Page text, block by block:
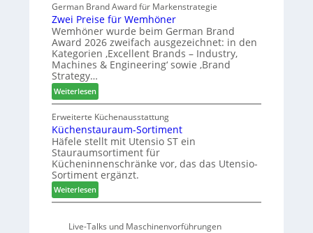
t
Z
u
k
u
f
t
s
t
F
ü
h
r
u
n
g
a
n
v
e
d
i
u
n
d
H
u
b
t
e
x
s
t
e
German Brand Award für Markenstrategie
Zwei Preise für Wemhöner
Wemhöner wurde beim German Brand
Award 2026 zweifach ausgezeichnet: in den
Kategorien ‚Excellent Brands – Industry,
Machines & Engineering‘ sowie ‚Brand
Strategy…
Weiterlesen:
Z
w
e
i
P
r
e
i
s
f
Erweiterte Küchenausstattung
Küchenstauraum-Sortiment
Häfele stellt mit Utensio ST ein
Stauraumsortiment für
Kücheninnenschränke vor, das das Utensio-
Sortiment ergänzt.
Weiterlesen:
K
c
Live-Talks und Maschinenvorführungen